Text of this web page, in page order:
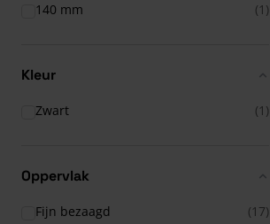
140 mm
(1)
Kleur
Zwart (1)
Oppervlak
Fijn bezaagd
(17)